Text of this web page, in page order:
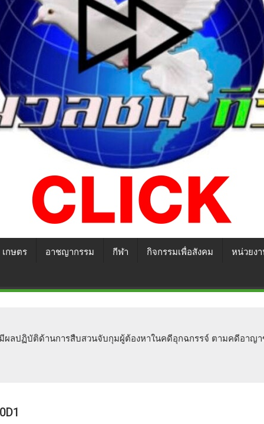
เกษตร อาชญากรรม กีฬา กิจกรรมเพื่อสังคม หน่วยง
ผลปฏิบัติด้านการสืบสวนจับกุมผู้ต้องหาในคดีอุกฉกรรจ์ ตามคดีอาญา